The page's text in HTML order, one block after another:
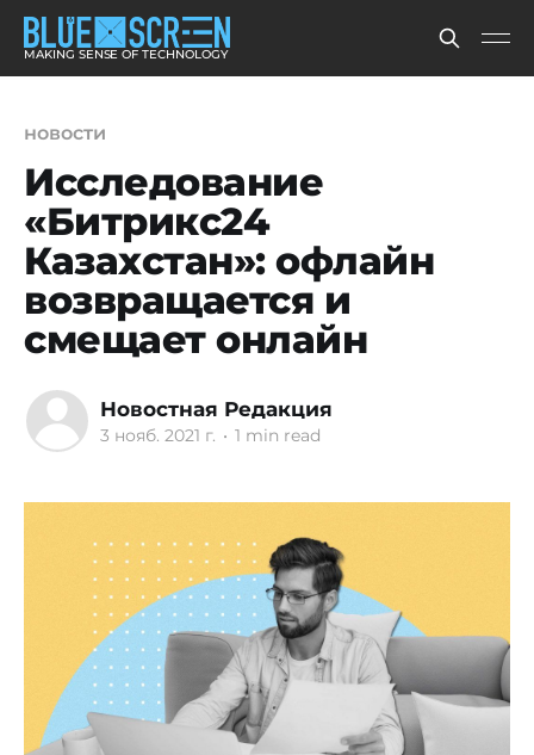
MAKING SENSE OF TECHNOLOGY
новости
Исследование
«Битрикс24
Казахстан»: офлайн
возвращается и
смещает онлайн
Новостная Редакция
3 нояб. 2021 г. • 1 min read